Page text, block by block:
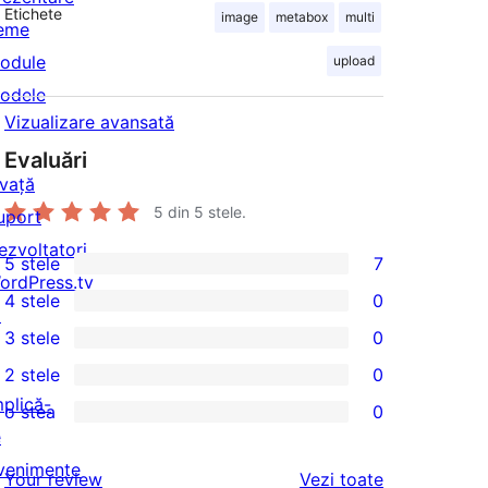
Etichete image metabox multi
upload
Vizualizare avansată
Evaluări
5 din 5 stele.
7
5
–
recenzii
(stele)
5 stele 7
4
–
recenzii
4 stele 0
0
3
–
(stele)
3 stele 0
2
2 stele 0
0
o stea 0
Your review Vezi toaterecenziile